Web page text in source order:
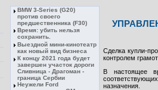
BMW 3-Series (G20)
против своего
предшественника (F30)
Время: убить нельзя
сохранить.
Выездной мини-кинотеатр
как новый вид бизнеса
К концу 2021 года будет
завершен участок дороги
Сливница - Драгоман -
граница Сербии
Неужели Ford
Сделка купли-
контролем
В настоящее
назначения.